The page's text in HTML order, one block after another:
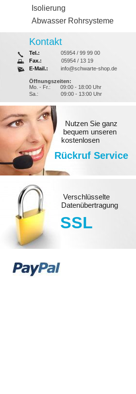
Isolierung
Abwasser Rohrsysteme
Kontakt
Tel.:
05954 / 99 99 00
Fax.:
05954 / 13 19
E-Mail.:
info@schwarte-shop.de
Öffnungszeiten:
Mo. - Fr.:
09:00 - 18:00 Uhr
Sa.:
09:00 - 13:00 Uhr
Nutzen Sie ganz
bequem unseren
kostenlosen
Rückruf Service
Verschlüsselte
Datenübertragung
SSL